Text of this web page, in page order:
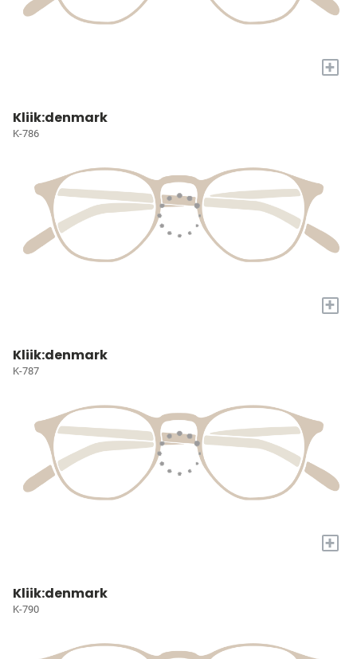
+
Kliik:denmark
K-786
+
Kliik:denmark
K-787
+
Kliik:denmark
K-790